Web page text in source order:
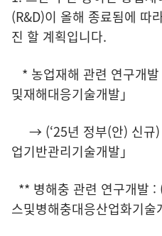
(R&D)이 올해 종료됨에 따
진 할 계획입니다.
* 농업재해 관련 연구개
및재해대응기술개발」
→ (‘25년 정부(안) 신규)
업기반관리기술개발」
** 병해충 관련 연구개발 :
스및병해충대응산업화기술